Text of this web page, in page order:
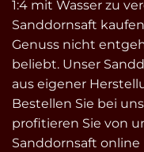
1:4 mit Wasser zu
Sanddornsaft
Genuss nicht
beliebt. Unser
aus eigener
Bestellen Sie bei
profitieren Sie von
Sanddornsaft